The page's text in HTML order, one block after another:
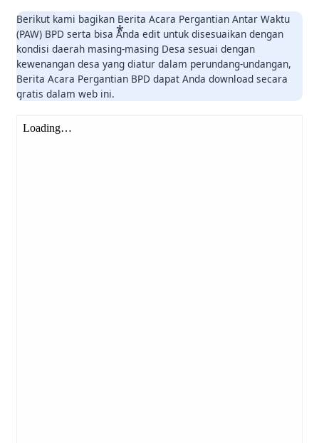
Berikut kami bagikan Berita Acara Pergantian Antar Waktu
(PAW) BPD serta bisa Anda edit untuk disesuaikan dengan
kondisi daerah masing-masing Desa sesuai dengan
kewenangan desa yang diatur dalam perundang-undangan,
Berita Acara Pergantian BPD dapat Anda download secara
gratis dalam web ini.